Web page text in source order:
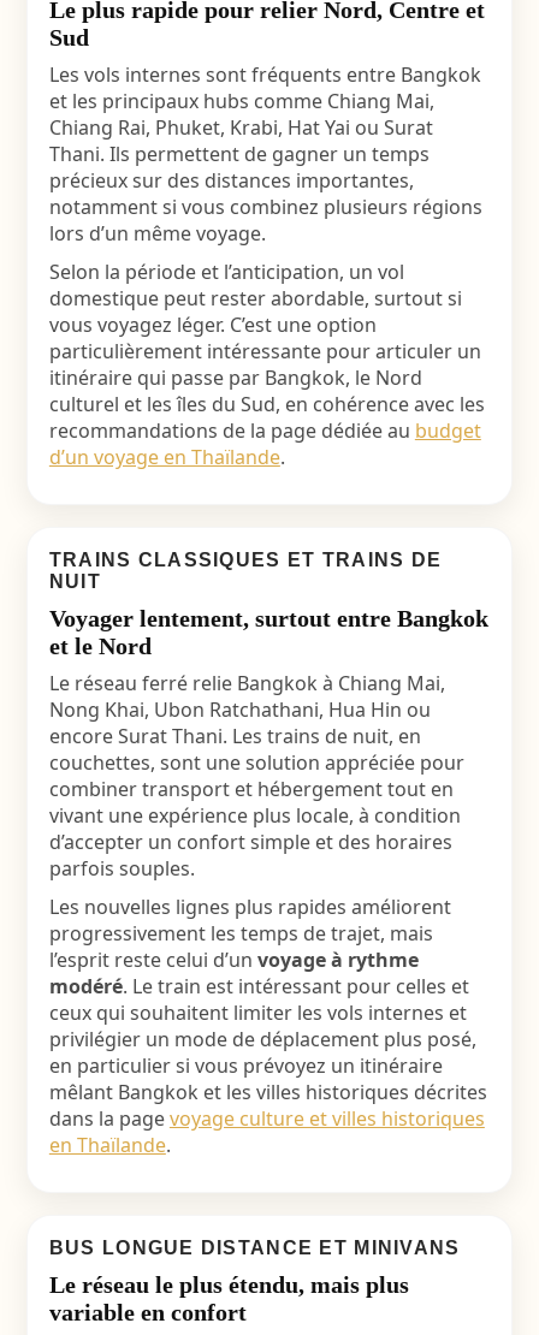
Le plus rapide pour relier Nord, Centre et
Sud
Les vols internes sont fréquents entre Bangkok
et les principaux hubs comme Chiang Mai,
Chiang Rai, Phuket, Krabi, Hat Yai ou Surat
Thani. Ils permettent de gagner un temps
précieux sur des distances importantes,
notamment si vous combinez plusieurs régions
lors d’un même voyage.
Selon la période et l’anticipation, un vol
domestique peut rester abordable, surtout si
vous voyagez léger. C’est une option
particulièrement intéressante pour articuler un
itinéraire qui passe par Bangkok, le Nord
culturel et les îles du Sud, en cohérence avec les
recommandations de la page dédiée au budget
d’un voyage en Thaïlande.
TRAINS CLASSIQUES ET TRAINS DE
NUIT
Voyager lentement, surtout entre Bangkok
et le Nord
Le réseau ferré relie Bangkok à Chiang Mai,
Nong Khai, Ubon Ratchathani, Hua Hin ou
encore Surat Thani. Les trains de nuit, en
couchettes, sont une solution appréciée pour
combiner transport et hébergement tout en
vivant une expérience plus locale, à condition
d’accepter un confort simple et des horaires
parfois souples.
Les nouvelles lignes plus rapides améliorent
progressivement les temps de trajet, mais
l’esprit reste celui d’un voyage à rythme
modéré. Le train est intéressant pour celles et
ceux qui souhaitent limiter les vols internes et
privilégier un mode de déplacement plus posé,
en particulier si vous prévoyez un itinéraire
mêlant Bangkok et les villes historiques décrites
dans la pagevoyage culture et villes historiques
en Thaïlande.
BUS LONGUE DISTANCE ET MINIVANS
Le réseau le plus étendu, mais plus
variable en confort